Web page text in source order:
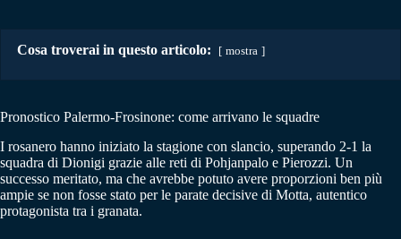
Cosa troverai in questo articolo: mostra
Pronostico Palermo-Frosinone: come arrivano le squadre
I rosanero hanno iniziato la stagione con slancio, superando 2-1 la
squadra di Dionigi grazie alle reti di Pohjanpalo e Pierozzi. Un
successo meritato, ma che avrebbe potuto avere proporzioni ben più
ampie se non fosse stato per le parate decisive di Motta, autentico
protagonista tra i granata.